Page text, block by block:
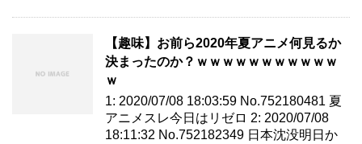
【趣味】お前ら2020年夏アニメ何見るか
決まったのか？ｗｗｗｗｗｗｗｗｗｗｗ
ｗ
1: 2020/07/08 18:03:59 No.752180481 夏
アニメスレ今日はリゼロ 2: 2020/07/08
18:11:32 No.752182349 日本沈没明日か